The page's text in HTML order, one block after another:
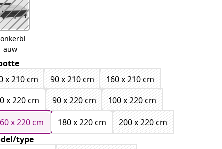
auw
x 210 cm
90 x 210 cm
160 x 210 cm
x 220 cm
90 x 220 cm
100 x 220 cm
x 220 cm
180 x 220 cm
200 x 220 cm
type